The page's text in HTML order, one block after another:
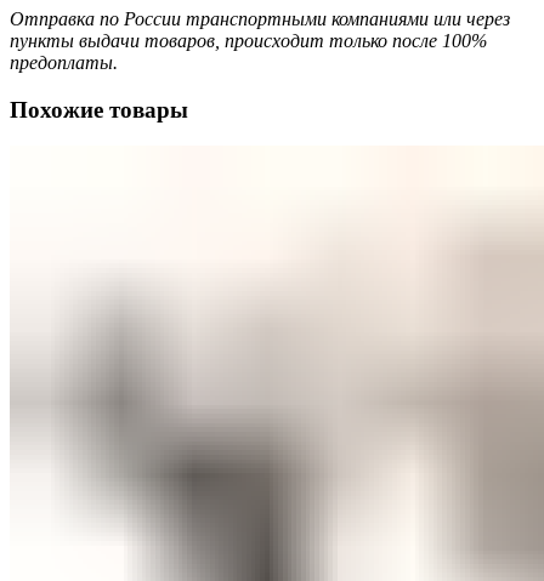
Отправка по России транспортными компаниями или через
пункты выдачи товаров, происходит только после 100%
предоплаты.
Похожие товары